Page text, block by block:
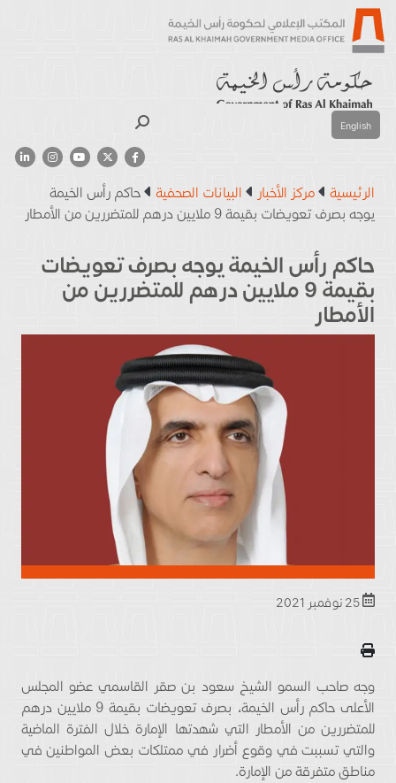
English
الرئيسية مركز الأخبار البيانات الصحفية
حاكم رأس الخيمة
يوجه بصرف تعويضات بقيمة 9 ملايين درهم للمتضررين من الأمطار
حاكم رأس الخيمة يوجه بصرف تعويضات
بقيمة 9 ملايين درهم للمتضررين من
الأمطار
وجه صاحب السمو الشيخ سعود بن صقر القاسمي عضو المجلس
الأعلى حاكم رأس الخيمة، بصرف تعويضات بقيمة 9 ملايين درهم
للمتضررين من الأمطار التي شهدتها الإمارة خلال الفترة الماضية
والتي تسببت في وقوع أضرار في ممتلكات بعض المواطنين في
مناطق متفرقة من الإمارة.